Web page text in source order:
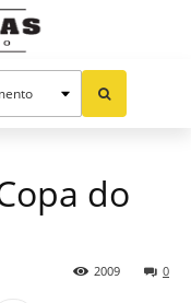
do
0
2009